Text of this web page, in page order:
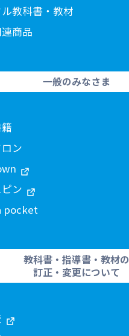
教科書・教材
商品
一般のみなさま
ン
ン
pocket
教科書・指導書・教材の
訂正・変更について